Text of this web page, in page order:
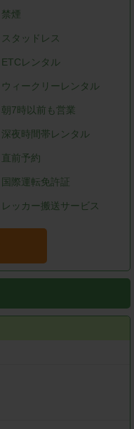
禁煙
スタッドレス
ETCレンタル
ウィークリーレンタル
朝7時以前も営業
深夜時間帯レンタル
直前予約
国際運転免許証
レッカー搬送サービス